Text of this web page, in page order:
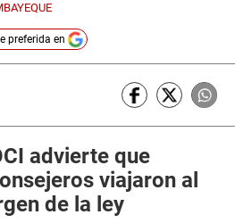
preferida en
advierte que
viajaron al
de la ley